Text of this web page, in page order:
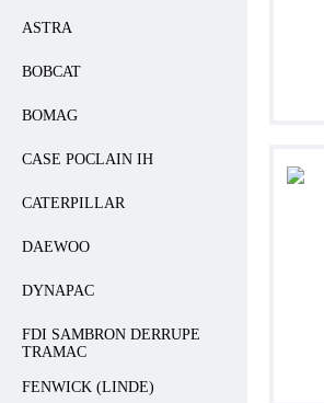
Hydraulikventile
Hydraulikzylinder
Hydraulikmotoren
Verschraubungen / Kupplungen
Werkstattgeräte
Schläuche und Armaturen
Kupplung
Ausrüstungen für
Hochdruckreiniger
Schmierung
ASTRA
BOBCAT
BOMAG
CASE POCLAIN IH
CATERPILLAR
DAEWOO
DYNAPAC
FDI SAMBRON DERRUPE
TRAMAC
FENWICK (LINDE)